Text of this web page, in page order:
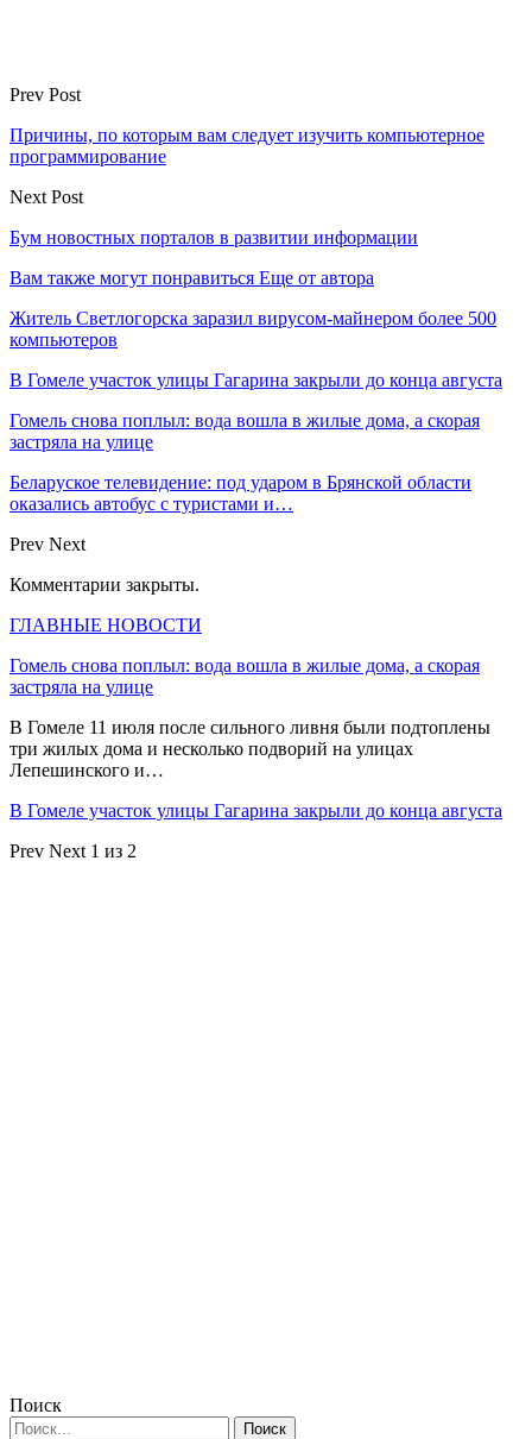
Prev Post
Причины, по которым вам следует изучить компьютерное
программирование
Next Post
Бум новостных порталов в развитии информации
Вам также могут понравиться Еще от автора
Житель Светлогорска заразил вирусом-майнером более 500
компьютеров
В Гомеле участок улицы Гагарина закрыли до конца августа
Гомель снова поплыл: вода вошла в жилые дома, а скорая
застряла на улице
Беларуское телевидение: под ударом в Брянской области
оказались автобус с туристами и…
Prev Next
Комментарии закрыты.
ГЛАВНЫЕ НОВОСТИ
Гомель снова поплыл: вода вошла в жилые дома, а скорая
застряла на улице
В Гомеле 11 июля после сильного ливня были подтоплены
три жилых дома и несколько подворий на улицах
Лепешинского и…
В Гомеле участок улицы Гагарина закрыли до конца августа
Prev Next 1 из 2
Поиск